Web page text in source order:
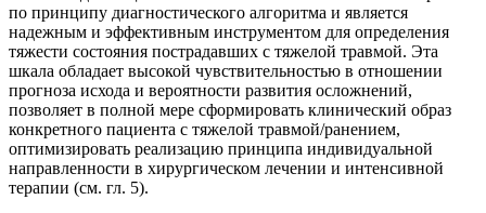
по принципу диагностического алгоритма и является
надежным и эффективным инструментом для определения
тяжести состояния пострадавших с тяжелой травмой. Эта
шкала обладает высокой чувствительностью в отношении
прогноза исхода и вероятности развития осложнений,
позволяет в полной мере сформировать клинический образ
конкретного пациента с тяжелой травмой/ранением,
оптимизировать реализацию принципа индивидуальной
направленности в хирургическом лечении и интенсивной
терапии (см. гл. 5).